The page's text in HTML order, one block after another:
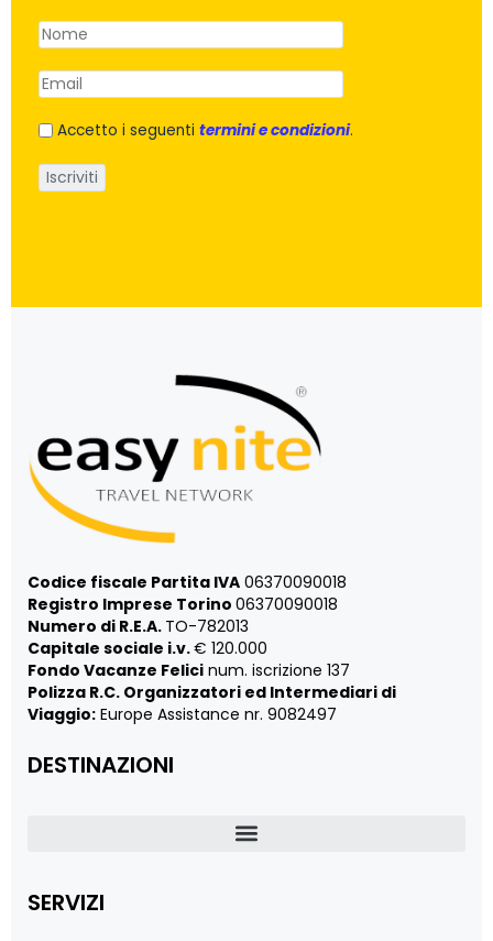
Accetto i seguenti termini e condizioni.
Codice fiscale Partita IVA 06370090018
Registro Imprese Torino 06370090018
Numero di R.E.A. TO-782013
Capitale sociale i.v.€ 120.000
Fondo Vacanze Felici num. iscrizione 137
Polizza R.C. Organizzatori ed Intermediari di
Viaggio: Europe Assistance nr. 9082497
DESTINAZIONI
SERVIZI